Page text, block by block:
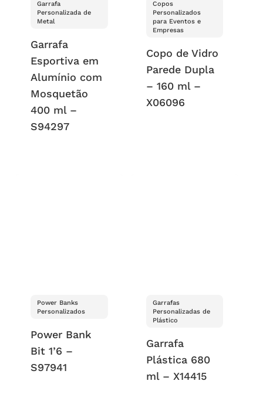
Garrafa
Personalizada de
Metal
Garrafa
Esportiva em
Alumínio com
Mosquetão
400 ml –
S94297
Copos
Personalizados
para Eventos e
Empresas
Copo de Vidro
Parede Dupla
– 160 ml –
X06096
Power Banks
Personalizados
Power Bank
Bit 1’6 –
S97941
Garrafas
Personalizadas de
Plástico
Garrafa
Plástica 680
ml – X14415